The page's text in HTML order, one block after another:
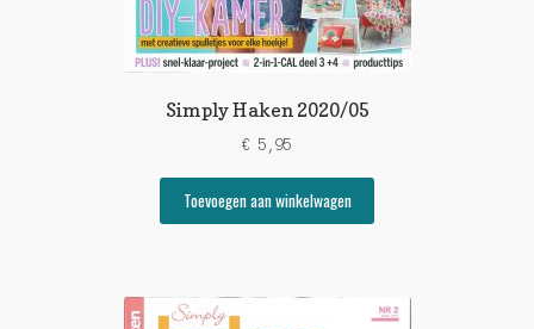
Simply Haken 2020/05
€ 5,95
Toevoegen aan winkelwagen